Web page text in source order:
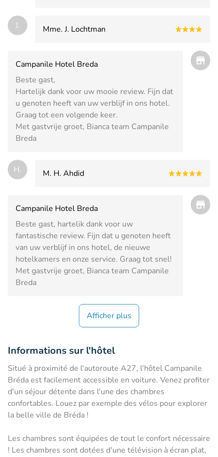
J. Mme. J. Lochtman
Campanile Hotel Breda
Beste gast,
Hartelijk dank voor uw mooie review. Fijn dat
u genoten heeft van uw verblijf in ons hotel.
Graag tot een volgende keer.
Met gastvrije groet, Bianca team Campanile
Breda
H. M. H. Ahdid
Campanile Hotel Breda
Beste gast, hartelik dank voor uw
fantastische review. Fijn dat u genoten heeft
van uw verblijf in ons hotel, de nieuwe
hotelkamers en onze service. Graag tot snel!
Met gastvrije groet, Bianca team Campanile
Breda
Afficher plus
Informations sur l'hôtel
Situé à proximité de l'autoroute A27, l'hôtel Campanile
Bréda est facilement accessible en voiture. Venez profiter
d'un séjour détente dans l'une des chambres
confortables. Louez par exemple des vélos pour explorer
la belle ville de Bréda !
Les chambres sont équipées de tout le confort nécessaire
! Les chambres sont dotées d'une télévision à écran plat,